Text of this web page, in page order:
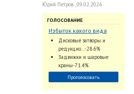
Юрий Петров , 09.02.2026
ГОЛОСОВАНИЕ
Избыток какого вида
трубопроводной
арматуры наблюдается
на Российском рынке с
2024 по 2026 годы?
Дисковые затворы и
редукцио...-28.6%
Задвижки и шаровые
краны-71.4%
Проголосовать